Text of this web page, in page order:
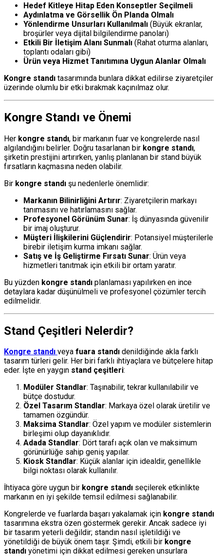
Hedef Kitleye Hitap Eden Konseptler Seçilmeli
Aydınlatma ve Görsellik Ön Planda Olmalı
Yönlendirme Unsurları Kullanılmalı (Büyük ekranlar,
broşürler veya dijital bilgilendirme panoları)
Etkili Bir İletişim Alanı Sunmalı (Rahat oturma alanları,
toplantı odaları gibi)
Ürün veya Hizmet Tanıtımına Uygun Alanlar Olmalı
Kongre standı tasarımında bunlara dikkat edilirse ziyaretçiler
üzerinde olumlu bir etki bırakmak kaçınılmaz olur.
Kongre Standı ve Önemi
Her kongre standı, bir markanın fuar ve kongrelerde nasıl
algılandığını belirler. Doğru tasarlanan bir kongre standı,
şirketin prestijini artırırken, yanlış planlanan bir stand büyük
fırsatların kaçmasına neden olabilir.
Bir kongre standı şu nedenlerle önemlidir:
Markanın Bilinirliğini Artırır: Ziyaretçilerin markayı
tanımasını ve hatırlamasını sağlar.
Profesyonel Görünüm Sunar: İş dünyasında güvenilir
bir imaj oluşturur.
Müşteri İlişkilerini Güçlendirir: Potansiyel müşterilerle
birebir iletişim kurma imkanı sağlar.
Satış ve İş Geliştirme Fırsatı Sunar: Ürün veya
hizmetleri tanıtmak için etkili bir ortam yaratır.
Bu yüzden kongre standı planlaması yapılırken en ince
detaylara kadar düşünülmeli ve profesyonel çözümler tercih
edilmelidir.
Stand Çeşitleri Nelerdir?
Kongre standı veya fuara standı denildiğinde akla farklı
tasarım türleri gelir. Her biri farklı ihtiyaçlara ve bütçelere hitap
eder. İşte en yaygın stand çeşitleri:
Modüler Standlar: Taşınabilir, tekrar kullanılabilir ve
bütçe dostudur.
Özel Tasarım Standlar: Markaya özel olarak üretilir ve
tamamen özgündür.
Maksima Standlar: Özel yapım ve modüler sistemlerin
birleşimi olup dayanıklıdır.
Adada Standlar: Dört tarafı açık olan ve maksimum
görünürlüğe sahip geniş yapılar.
Kiosk Standlar: Küçük alanlar için idealdir, genellikle
bilgi noktası olarak kullanılır.
İhtiyaca göre uygun bir kongre standı seçilerek etkinlikte
markanın en iyi şekilde temsil edilmesi sağlanabilir.
Kongrelerde ve fuarlarda başarı yakalamak için kongre standı
tasarımına ekstra özen göstermek gerekir. Ancak sadece iyi
bir tasarım yeterli değildir; standın nasıl işletildiği ve
yönetildiği de büyük önem taşır. Şimdi, etkili bir kongre
standı yönetimi için dikkat edilmesi gereken unsurlara